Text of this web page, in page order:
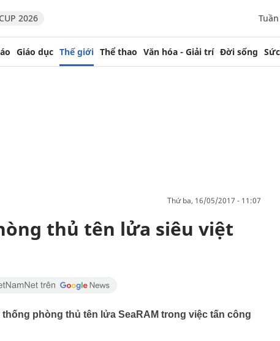
2026
Giáo dục Thế giới Thể thao Văn hóa - Giải trí Đời sống
thứ ba, 16/05/2017 - 11:07
thủ tên lửa siêu việt
phòng thủ tên lửa SeaRAM trong việc tấn công